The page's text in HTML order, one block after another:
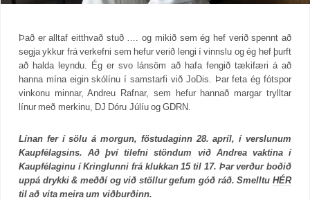
Það er alltaf eitthvað stuð …. og mikið sem ég hef verið spennt að
segja ykkur frá verkefni sem hefur verið lengi í vinnslu og ég hef þurft
að halda leyndu. Ég er svo lánsöm að hafa fengið tækifæri á að
hanna mína eigin skólínu í samstarfi við JoDis. Þar feta ég fótspor
vinkonu minnar, Andreu Rafnar, sem hefur hannað margar trylltar
línur með merkinu, DJ Dóru Júlíu og GDRN.
Línan fer í sölu á morgun, föstudaginn 28. apríl, í verslunum
Kaupfélagsins. Að því tilefni stöndum við Andrea vaktina í
Kaupfélaginu í Kringlunni frá klukkan 15 til 17. Þar verður boðið
uppá drykki & meððí og við stöllur gefum góð ráð. Smelltu HÉR
til að vita meira um viðburðinn.